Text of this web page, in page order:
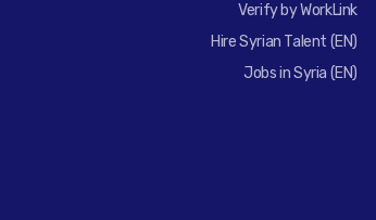
Verify by WorkLink
Hire Syrian Talent (EN)
Jobs in Syria (EN)